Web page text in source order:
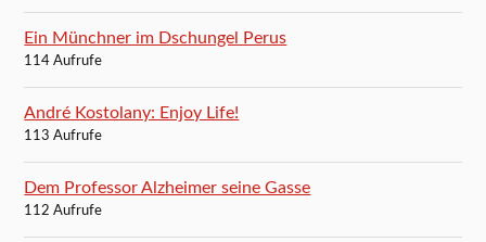
Ein Münchner im Dschungel Perus
114 Aufrufe
André Kostolany: Enjoy Life!
113 Aufrufe
Dem Professor Alzheimer seine Gasse
112 Aufrufe